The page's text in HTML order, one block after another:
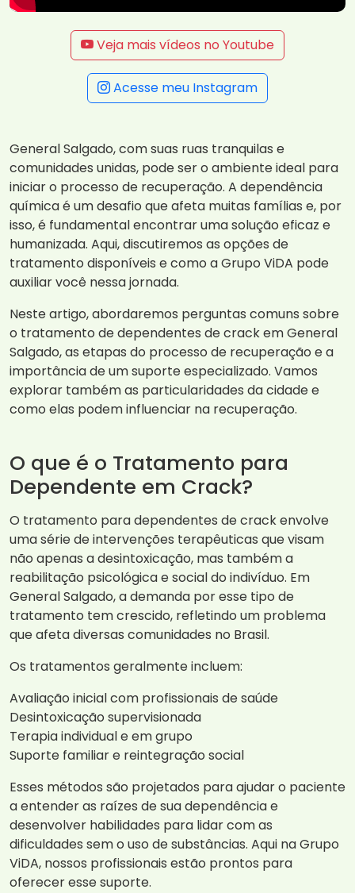
Veja mais vídeos no Youtube
Acesse meu Instagram
General Salgado, com suas ruas tranquilas e
comunidades unidas, pode ser o ambiente ideal para
iniciar o processo de recuperação. A dependência
química é um desafio que afeta muitas famílias e, por
isso, é fundamental encontrar uma solução eficaz e
humanizada. Aqui, discutiremos as opções de
tratamento disponíveis e como a Grupo ViDA pode
auxiliar você nessa jornada.
Neste artigo, abordaremos perguntas comuns sobre
o tratamento de dependentes de crack em General
Salgado, as etapas do processo de recuperação e a
importância de um suporte especializado. Vamos
explorar também as particularidades da cidade e
como elas podem influenciar na recuperação.
O que é o Tratamento para
Dependente em Crack?
O tratamento para dependentes de crack envolve
uma série de intervenções terapêuticas que visam
não apenas a desintoxicação, mas também a
reabilitação psicológica e social do indivíduo. Em
General Salgado, a demanda por esse tipo de
tratamento tem crescido, refletindo um problema
que afeta diversas comunidades no Brasil.
Os tratamentos geralmente incluem:
Avaliação inicial com profissionais de saúde
Desintoxicação supervisionada
Terapia individual e em grupo
Suporte familiar e reintegração social
Esses métodos são projetados para ajudar o paciente
a entender as raízes de sua dependência e
desenvolver habilidades para lidar com as
dificuldades sem o uso de substâncias. Aqui na Grupo
ViDA, nossos profissionais estão prontos para
oferecer esse suporte.